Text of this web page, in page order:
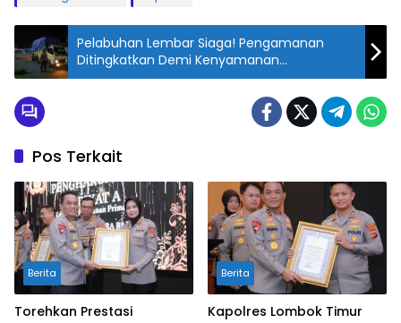
Pelabuhan Lembar Siaga! Pengamanan
Ditingkatkan Demi Kenyamanan
Penumpang
Pos Terkait
Berita
Torehkan Prestasi
Berita
Kapolres Lombok Timur